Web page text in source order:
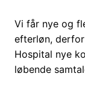
Vi får nye og
efterløn,
Hospital nye
løbende